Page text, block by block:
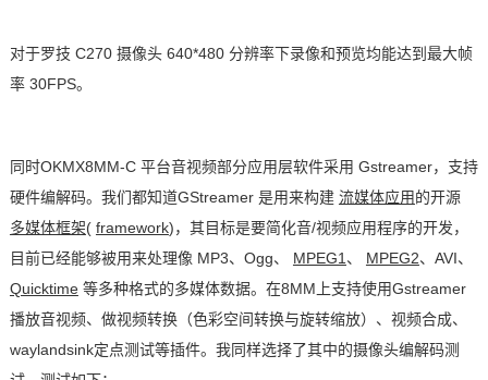
对于罗技 C270 摄像头 640*480 分辨率下录像和预览均能达到最大帧
率 30FPS。
同时OKMX8MM-C 平台音视频部分应用层软件采用 Gstreamer，支持
硬件编解码。我们都知道GStreamer 是用来构建 流媒体应用的开源
多媒体框架( framework)，其目标是要简化音/视频应用程序的开发，
目前已经能够被用来处理像 MP3、 Ogg、 MPEG1 、 MPEG2、 AVI、
Quicktime 等多种格式的多媒体数据。 在8MM 上支持使用Gstreamer
播放音视频、做视频转换（色彩空间转换与旋转缩放）、视频合成、
waylandsink定点测试等插件。我同样选择了其中的摄像头编解码测